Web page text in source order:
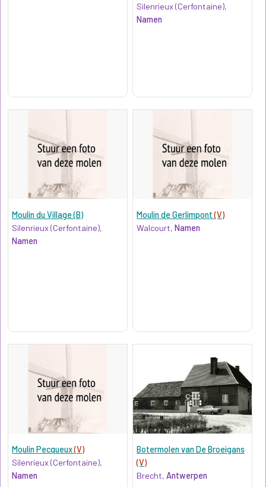
Silenrieux (Cerfontaine),
Namen
Moulin du Village (B)
Silenrieux (Cerfontaine),
Namen
Moulin de Gerlimpont(V)
Walcourt,Namen
Moulin Pecqueux(V)
Silenrieux (Cerfontaine),
Namen
Botermolen van De Broeigans
(V)
Brecht,Antwerpen